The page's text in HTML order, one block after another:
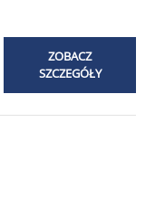
ZOBACZ
SZCZEGÓŁY